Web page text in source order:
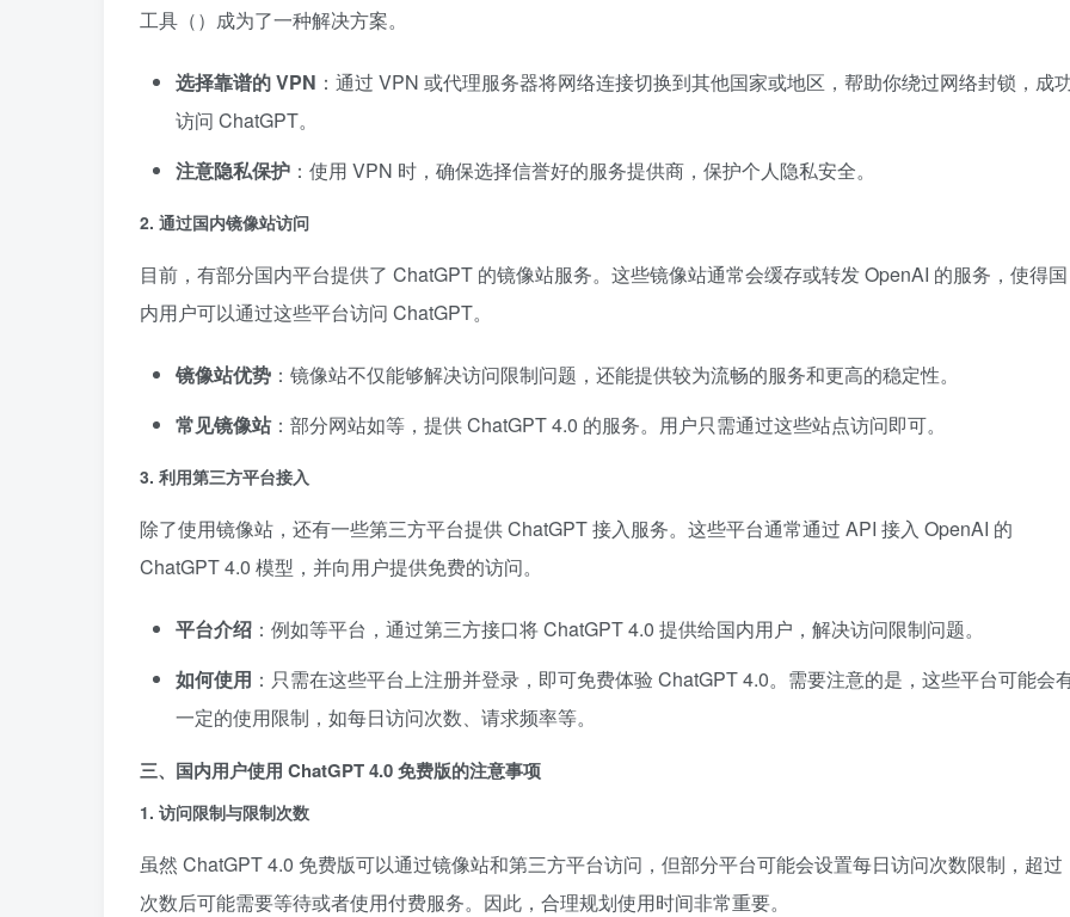
工具（）成为了一种解决方案。
选择靠谱的 VPN ：通过 VPN 或代理服务器将网络连接切换到其他国家或地区，帮助你绕过网络封锁，成
访问 ChatGPT。
注意隐私保护 ：使用 VPN 时，确保选择信誉好的服务提供商，保护个人隐私安全。
2. 通过国内镜像站访问
目前，有部分国内平台提供了 ChatGPT 的镜像站服务。这些镜像站通常会缓存或转发 OpenAI 的服务，使得国
内用户可以通过这些平台访问 ChatGPT。
镜像站优势 ：镜像站不仅能够解决访问限制问题，还能提供较为流畅的服务和更高的稳定性。
常见镜像站：部分网站如等，提供 ChatGPT 4.0 的服务。用户只需通过这些站点访问即可。
3. 利用第三方平台接入
除了使用镜像站，还有一些第三方平台提供 ChatGPT 接入服务。这些平台通常通过 API 接入 OpenAI 的
ChatGPT 4.0 模型，并向用户提供免费的访问。
平台介绍 ：例如等平台，通过第三方接口将 ChatGPT 4.0 提供给国内用户，解决访问限制问题。
如何使用 ：只需在这些平台上注册并登录，即可免费体验 ChatGPT 4.0。需要注意的是，这些平台可能会
一定的使用限制，如每日访问次数、请求频率等。
三、国内用户使用 ChatGPT 4.0 免费版的注意事项
1. 访问限制与限制次数
虽然 ChatGPT 4.0 免费版可以通过镜像站和第三方平台访问，但部分平台可能会设置每日访问次数限制，超过
次数后可能需要等待或者使用付费服务。因此，合理规划使用时间非常重要。